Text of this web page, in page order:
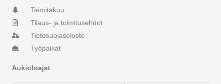
f
Taimitakuu
Tilaus- ja toimitusehdot
Tietosuojaseloste
Työpaikat
Aukioloajat